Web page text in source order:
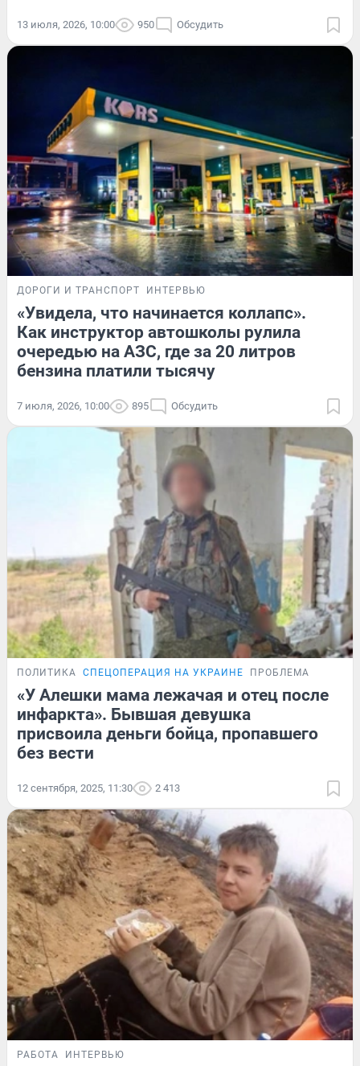
13 июля, 2026, 10:00 950 Обсудить
ДОРОГИ И ТРАНСПОРТ ИНТЕРВЬЮ
«Увидела, что начинается коллапс».
Как инструктор автошколы рулила
очередью на АЗС, где за 20 литров
бензина платили тысячу
7 июля, 2026, 10:00 895 Обсудить
ПОЛИТИКА СПЕЦОПЕРАЦИЯ НА УКРАИНЕ ПРОБЛЕМА
«У Алешки мама лежачая и отец после
инфаркта». Бывшая девушка
присвоила деньги бойца, пропавшего
без вести
12 сентября, 2025, 11:30 2 413
РАБОТА ИНТЕРВЬЮ